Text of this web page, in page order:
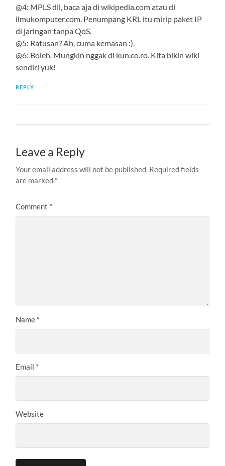
@4: MPLS dll, baca aja di wikipedia.com atau di
ilmukomputer.com. Penumpang KRL itu mirip paket IP
di jaringan tanpa QoS.
@5: Ratusan? Ah, cuma kemasan :).
@6: Boleh. Mungkin nggak di kun.co.ro. Kita bikin wiki
sendiri yuk!
REPLY
Leave a Reply
Your email address will not be published. Required fields
are marked *
Comment *
Name *
Email *
Website